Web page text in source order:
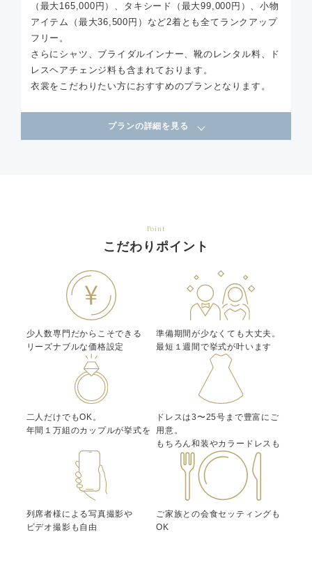
（最大165,000円）、タキシード（最大99,000円）、小物
アイテム（最大36,500円）など2着とも全てランクアップ
フリー。
さらにシャツ、ブライダルインナー、靴のレンタル料、ド
レスヘアチェンジ料も含まれております。
衣裳をこだわりたい方におすすめのプランとなります。
プランの詳細を見る
Point
こだわりポイント
少人数専門だからこそできる
リーズナブルな価格設定
準備期間が少なくても大丈夫。
最短１週間で挙式が叶います
二人だけでもOK。
年間１万組のカップルが挙式を
ドレスは3〜25号まで豊富にご
用意。
もちろん和装やカラードレスも
列席者様による写真撮影や
ビデオ撮影も自由
ご家族との会食セッティングも
OK